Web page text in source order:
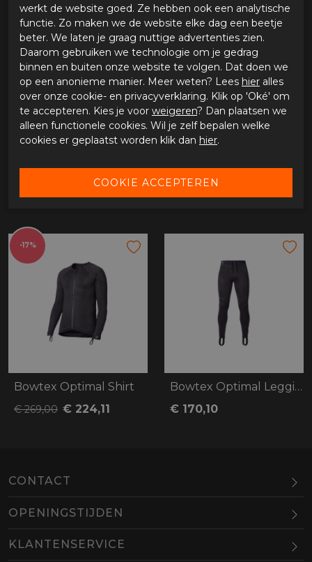
Artikel: SC-1/B52-2Performance level:2
SPECIFICATIES BOWTEX SAS-TEC
BACKPROTECTOR
Merk
Bowtex
Leveranciercode
SC1/B522
Categorie
Protectie
-17%
Bowtex Optimal Shirt
€ 269,00 € 224,11
Bowtex Optimal Legging
€ 170,10
CONTACT
OPENINGSTIJDEN
Maandag
KLANTENSERVICE
werkt de website goed. Ze hebben ook een analytische
functie. Zo maken we de website elke dag een beetje
beter. We laten je graag nuttige advertenties zien.
Daarom gebruiken we technologie om je gedrag
binnen en buiten onze website te volgen. Dat doen we
op een anonieme manier. Meer weten? Lees hier alles
over onze cookie- en privacyverklaring. Klik op 'Oké' om
te accepteren. Kies je voor weigeren? Dan plaatsen we
alleen functionele cookies. Wil je zelf bepalen welke
cookies er geplaatst worden klik dan hier.